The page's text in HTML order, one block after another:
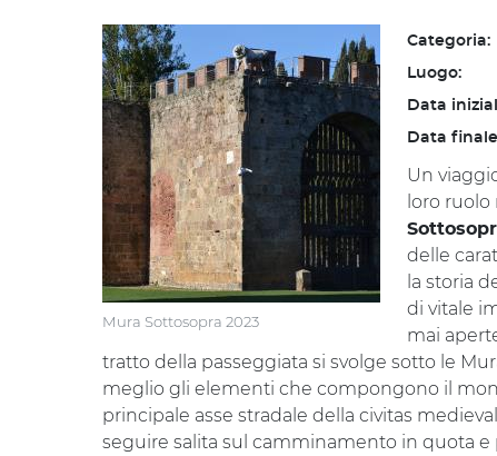
Mura Sottosopra 2023
Categoria:
Luogo:
Data
Data
Un
loro
delle
la storia
di vitale
mai
tratto della passeggiata si svolge sotto le
meglio gli elementi che compongono il
principale asse stradale della civitas
seguire salita sul camminamento in quota e